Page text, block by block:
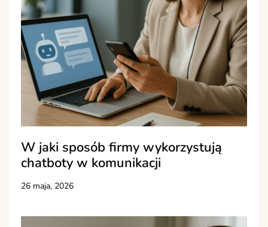
W jaki sposób firmy wykorzystują
chatboty w komunikacji
26 maja, 2026